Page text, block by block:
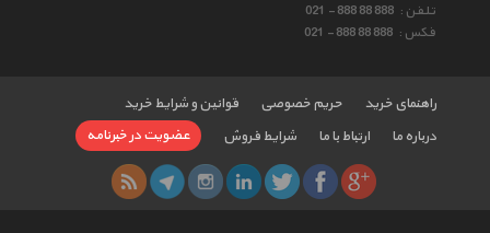
تلفن : 021 - 888 88 888
فکس : 021 - 888 88 888
راهنمای خرید حریم خصوصی
قوانین و شرایط خرید
درباره ما
ارتباط با ما شرایط فروش عضویت در خبرنامه